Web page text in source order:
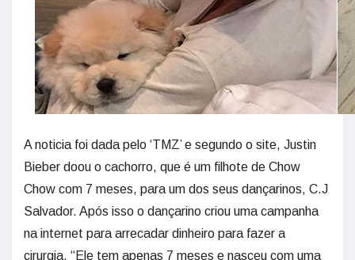
A noticia foi dada pelo ‘TMZ’ e segundo o site, Justin
Bieber doou o cachorro, que é um filhote de Chow
Chow com 7 meses, para um dos seus dançarinos, C.J
Salvador. Após isso o dançarino criou uma campanha
na internet para arrecadar dinheiro para fazer a
cirurgia. “Ele tem apenas 7 meses e nasceu com uma